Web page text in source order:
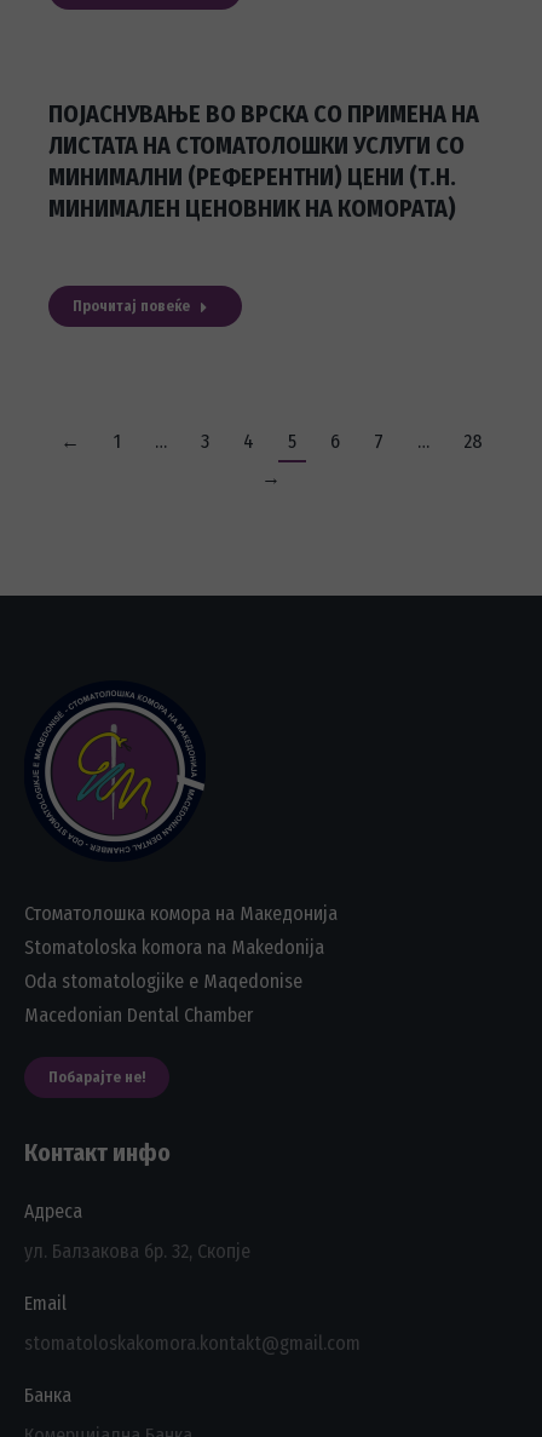
ПОЈАСНУВАЊЕ ВО ВРСКА СО ПРИМЕНА НА
ЛИСТАТА НА СТОМАТОЛОШКИ УСЛУГИ СО
МИНИМАЛНИ (РЕФЕРЕНТНИ) ЦЕНИ (Т.Н.
МИНИМАЛЕН ЦЕНОВНИК НА КОМОРАТА)
Прочитај повеќе
← 1 … 3 4 5 6 7 …
28
→
Стоматолошка комора на Македонија
Stomatoloska komora na Makedonija
Oda stomatologjike e Maqedonise
Macedonian Dental Chamber
Побарајте не!
Контакт инфо
Адреса
ул. Балзакова бр. 32, Скопје
Email
stomatoloskakomora.kontakt@gmail.com
Банка